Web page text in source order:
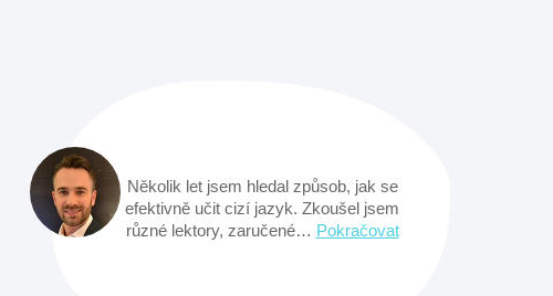
Několik let jsem hledal způsob, jak se
efektivně učit cizí jazyk. Zkoušel jsem
různé lektory, zaručené… Pokračovat